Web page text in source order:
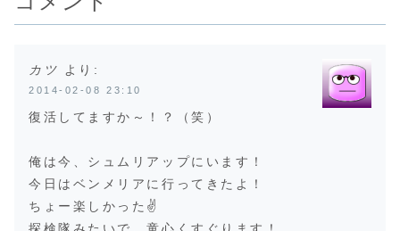
[]).push({})...
カツ より:
2014-02-08 23:10
復活してますか～！？（笑）
俺は今、シュムリアップにいます！
今日はベンメリアに行ってきたよ！
ちょー楽しかった✌️
探検隊みたいで、童心くすぐります！